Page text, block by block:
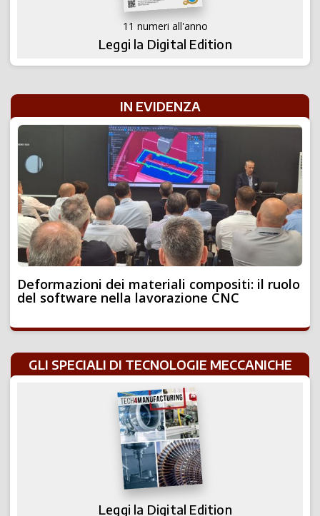
11 numeri all'anno
Leggi la Digital Edition
IN EVIDENZA
Deformazioni dei materiali compositi: il ruolo
del software nella lavorazione CNC
GLI SPECIALI DI TECNOLOGIE MECCANICHE
Leggi la Digital Edition